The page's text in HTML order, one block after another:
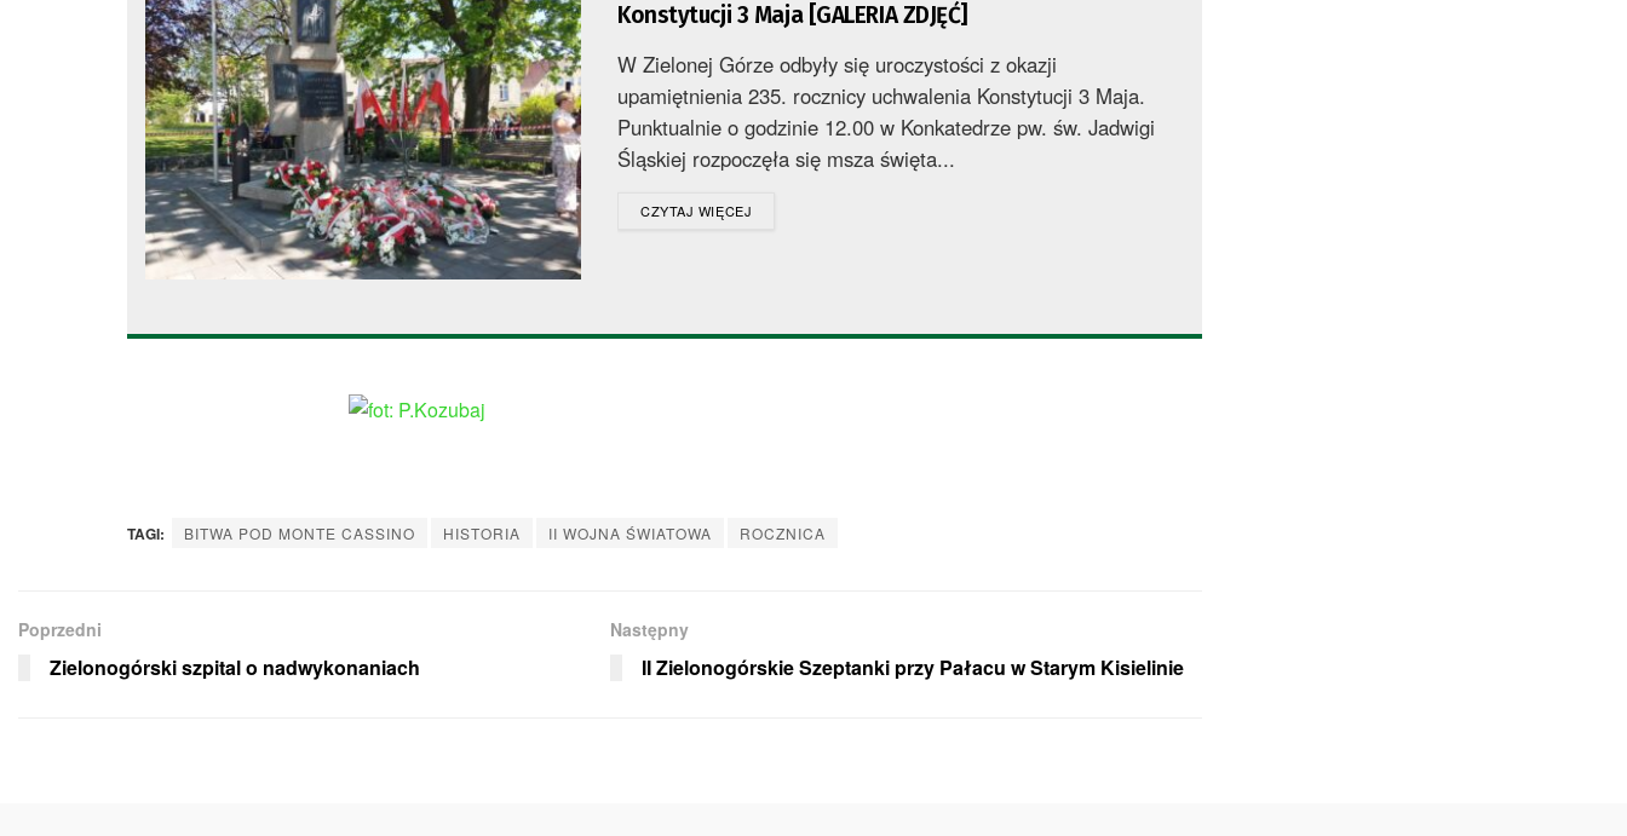
Konstytucji 3 Maja [GALERIA ZDJĘĆ]
W Zielonej Górze odbyły się uroczystości z okazji
upamiętnienia 235. rocznicy uchwalenia Konstytucji 3 Maja.
Punktualnie o godzinie 12.00 w Konkatedrze pw. św. Jadwigi
Śląskiej rozpoczęła się msza święta...
CZYTAJ WIĘCEJ
TAGI: BITWA POD MONTE CASSINO HISTORIA II WOJNA ŚWIATOWA ROCZNICA
Poprzedni
Zielonogórski szpital o nadwykonaniach
Następny
II Zielonogórskie Szeptanki przy Pałacu w Starym Kisielinie